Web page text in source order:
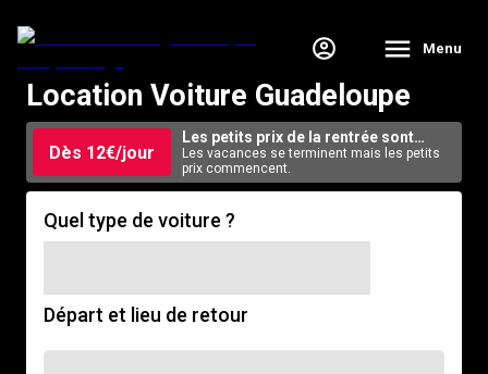
Menu
Location Voiture Guadeloupe
Dès 12€/jour
Les petits prix de la rentrée sont
arrivés.
Les vacances se terminent mais les petits
prix commencent.
Quel type de voiture ?
Départ et lieu de retour